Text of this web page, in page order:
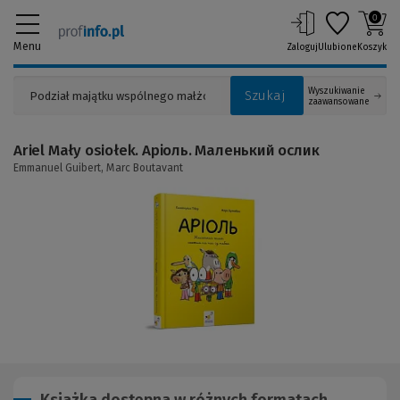
Menu
Szukaj
Wyszukiwanie
zaawansowane
ZalogujUlubione
0
Koszyk
Ariel Mały osiołek. Аріоль. Маленький ослик
Emmanuel Guibert, Marc Boutavant